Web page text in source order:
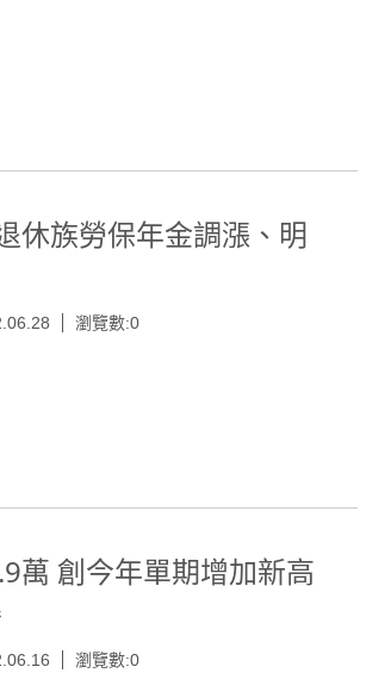
休族勞保年金調漲、明
瀏覽數:0
萬 創今年單期增加新高
瀏覽數:0